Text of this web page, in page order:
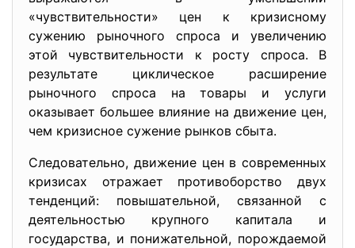
«чувствительности» цен к кризисному
сужению рыночного спроса и увеличению
этой чувствительности к росту спроса. В
результате циклическое расширение
рыночного спроса на товары и услуги
оказывает большее влияние на движение цен,
чем кризисное сужение рынков сбыта.
Следовательно, движение цен в современных
кризисах отражает противоборство двух
тенденций: повышательной, связанной с
деятельностью крупного капитала и
государства, и понижательной, порождаемой